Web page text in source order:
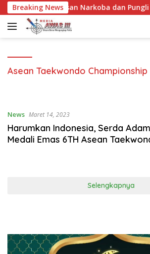
Langsung
ke
konten
Breaking News
Narkoba dan Pungli
Asean Taekwondo Championship
News Maret 14, 2023
Harumkan Indonesia, Serda
Medali Emas 6TH Asean
Selengkapnya